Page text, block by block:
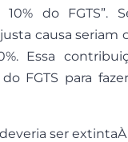
do FGTS”.
causa seriam
Essa
FGTS para